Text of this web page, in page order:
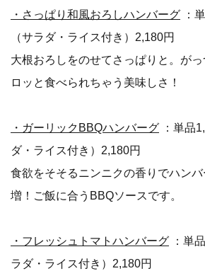
・さっぱり和風おろしハンバーグ ：
（サラダ・ライス付き）2,180円
大根おろしをのせてさっぱりと。が
ロッと食べられちゃう美味しさ！
・ガーリックBBQハンバーグ ：単品
ダ・ライス付き）2,180円
食欲をそそるニンニクの香りでハン
増！ご飯に合うBBQソースです。
・フレッシュトマトハンバーグ ：単
ラダ・ライス付き）2,180円